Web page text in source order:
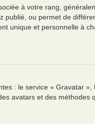
à votre rang,
publié, ou permet de
unique et personnelle à
: le service « Gravatar »,
avatars et des méthodes